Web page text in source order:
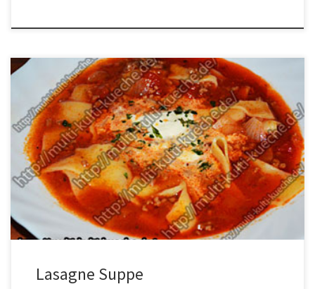
Zutaten für die Lasagne Suppe 500g Rinderhackfleisch2
Zwiebeln3 Knoblauchzehen800g gehackte Tomaten1,5 Liter
Fleischbrühe13 Lasagneplattenetwas Crem Fraich4 EL.
TomatenmarkPetersilie, Salz, Pfeffer und Oregano Zubereitung
für Lasagne Suppe Die Zwiebeln klein schneiden und den Knobi
pressen. Öl in einen Topf geben und das Fleisch darin anbraten.
Wenn das Fleisch fast fertig ist […]
Lasagne Suppe